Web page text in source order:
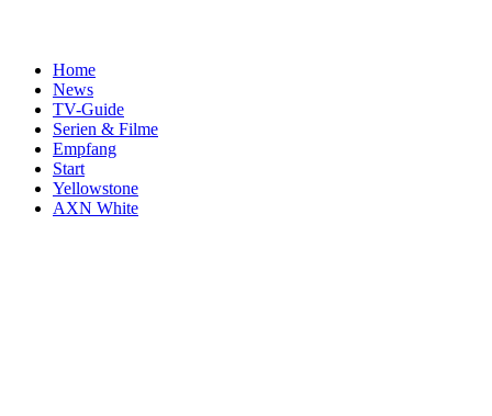
Home
News
TV-Guide
Serien & Filme
Empfang
Start
Yellowstone
AXN White